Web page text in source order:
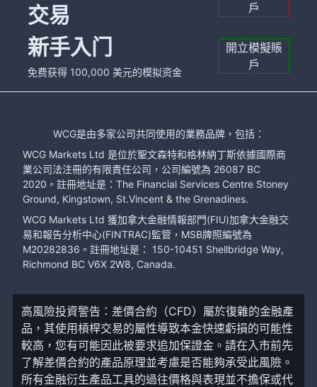
交易
戶
新手入门
免费获得 100,000 美元的模拟资金
開立模擬賬
戶
WCG是由多家公司共同使用的業務品牌，包括：
WCG Markets Ltd 是位於聖文森特和格林納丁斯依據國際商
業公司法注冊的有限責任公司，公司編號為 26087 BC
2020。註冊地址是：The Financial Services Centre Stoney
Ground, Kingstown, St.Vincent & the Grenadines.
WCG Markets Ltd 獲加拿大金融情報部門(FIU)加拿大金融交
易和報告分析中心(FINTRAC)監管，MSB牌照編號為
M20282836。註冊地址是： 150-10451 Shellbridge Way,
Richmond BC V6X 2W8, Canada.
高風險投資警告：差價合約（CFD）屬於復雜的金融產
品，其使用槓桿交易的屬性導致本金快速虧損的可能性
較高，您有可能因此被要求追加保證金。請在入市前先
了解差價合約的產品原理並考慮是否能夠承受此風險。
所有金融衍生產品工具的過往價格與表現並不擔保或代